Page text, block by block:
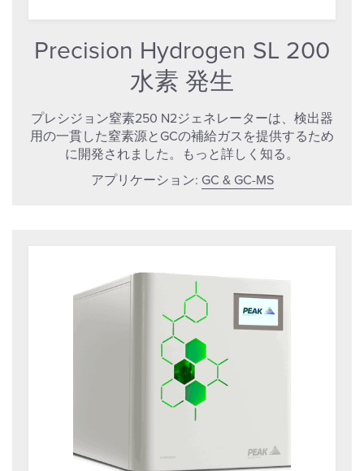
Precision Hydrogen SL 200
水素 発生
プレシジョン窒素250 N2ジェネレーターは、検出器
用の一貫した窒素源とGCの補給ガスを提供するため
に開発されました。もっと詳しく知る。
アプリケーション: GC & GC-MS